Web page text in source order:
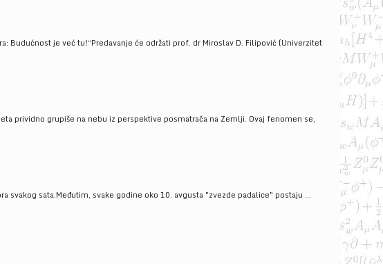
Budućnost je već tu!“Predavanje će održati prof. dr Miroslav D. Filipović (Univerzitet
prividno grupiše na nebu iz perspektive posmatrača na Zemlji. Ovaj fenomen se,
sata.Međutim, svake godine oko 10. avgusta "zvezde padalice" postaju ...